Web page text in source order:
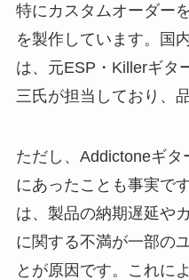
特にカスタムオーダー
を製作しています。国
は、元ESP・Killerギタ
三氏が担当しており、
ただし、Addictoneギ
にあったことも事実で
は、製品の納期遅延や
に関する不満が一部の
とが原因です。これに